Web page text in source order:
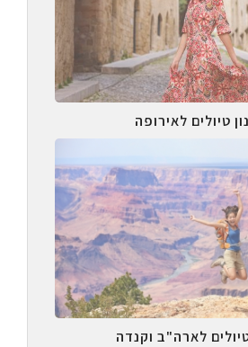
טיולים לאירופה
לארה"ב וקנדה